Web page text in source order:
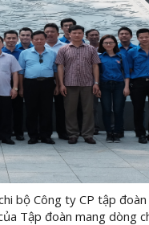
Công ty CP tập
Tập đoàn mang dòng